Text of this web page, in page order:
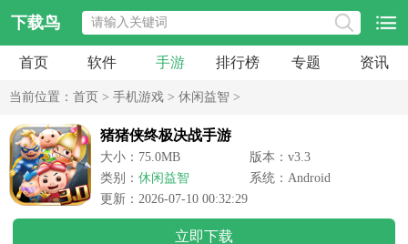
下载鸟
首页 软件 手游 排行榜 专题 资讯
当前位置： 首页 > 手机游戏 > 休闲益智 >
猪猪侠终极决战手游
大小：75.0MB
版本：v3.3
类别： 休闲益智
系统：Android
更新：2026-07-10 00:32:29
立即下载